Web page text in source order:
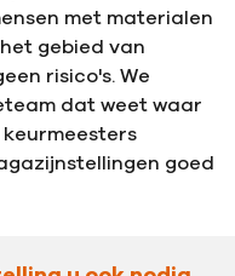
met materialen
gebied van
risico's. We
dat weet waar
keurmeesters
goed